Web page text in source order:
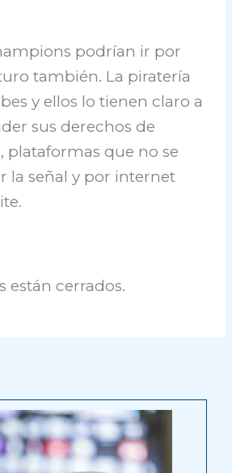
podrían ir por
también. La piratería
y ellos lo tienen claro a
sus derechos de
plataformas que no se
la señal y por internet
están cerrados.